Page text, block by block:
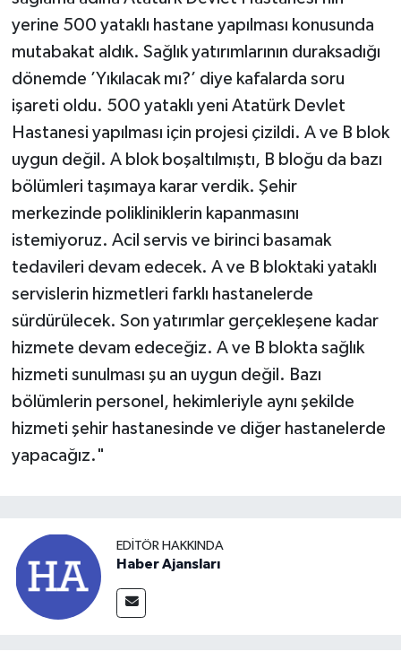
yerine 500 yataklı hastane yapılması konusunda
mutabakat aldık. Sağlık yatırımlarının duraksadığı
dönemde ’Yıkılacak mı?’ diye kafalarda soru
işareti oldu. 500 yataklı yeni Atatürk Devlet
Hastanesi yapılması için projesi çizildi. A ve B blok
uygun değil. A blok boşaltılmıştı, B bloğu da bazı
bölümleri taşımaya karar verdik. Şehir
merkezinde polikliniklerin kapanmasını
istemiyoruz. Acil servis ve birinci basamak
tedavileri devam edecek. A ve B bloktaki yataklı
servislerin hizmetleri farklı hastanelerde
sürdürülecek. Son yatırımlar gerçekleşene kadar
hizmete devam edeceğiz. A ve B blokta sağlık
hizmeti sunulması şu an uygun değil. Bazı
bölümlerin personel, hekimleriyle aynı şekilde
hizmeti şehir hastanesinde ve diğer hastanelerde
yapacağız."
EDITÖR HAKKINDA
Haber Ajansları